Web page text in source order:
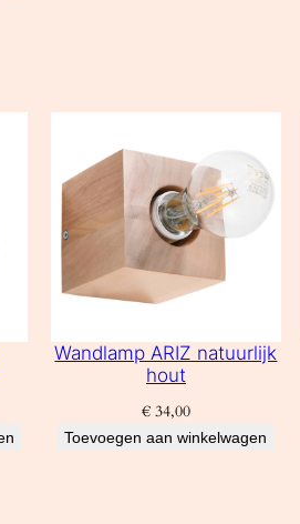
Wandlamp ARIZ natuurlijk
hout
€34,00
Toevoegen aan winkelwagen